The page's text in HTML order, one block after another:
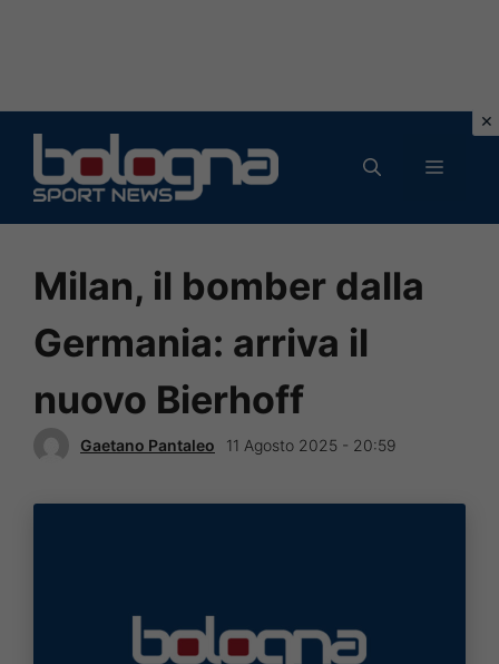
contenuto
MENU
Milan, il bomber dalla
Germania: arriva il
nuovo Bierhoff
Gaetano Pantaleo 11 Agosto 2025 - 20:59